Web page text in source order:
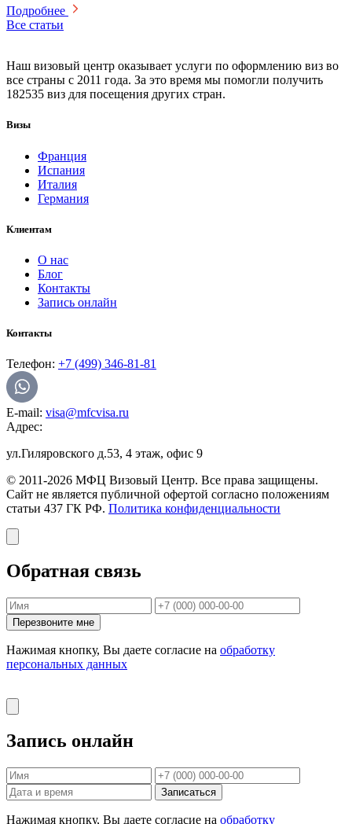
Подробнее
Все статьи
Наш визовый центр оказывает услуги по оформлению виз во
все страны с 2011 года. За это время мы помогли получить
182535 виз для посещения других стран.
Визы
Франция
Испания
Италия
Германия
Клиентам
О нас
Блог
Контакты
Запись онлайн
Контакты
Телефон: +7 (499) 346-81-81
E-mail: visa@mfcvisa.ru
Адрес:
ул.Гиляровского д.53, 4 этаж, офис 9
© 2011-2026 МФЦ Визовый Центр. Все права защищены.
Сайт не является публичной офертой согласно положениям
статьи 437 ГК РФ. Политика конфиденциальности
Обратная связь
Перезвоните мне
Нажимая кнопку, Вы даете согласие на обработку
персональных данных
Запись онлайн
Записаться
Нажимая кнопку, Вы даете согласие на обработку